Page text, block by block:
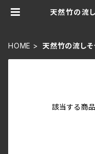
天然竹の流
HOME 天然竹の流しそ
該当する商